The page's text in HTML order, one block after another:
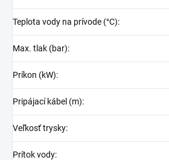
Teplota vody na prívode (°C):
Max. tlak (bar):
Príkon (kW):
Pripájací kábel (m):
Veľkosť trysky:
Prítok vody: